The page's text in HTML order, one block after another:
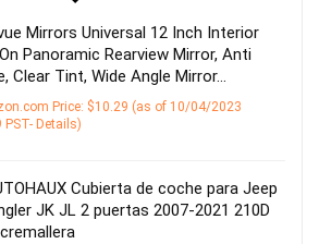
Mirrors Universal 12 Inch Interior
Panoramic Rearview Mirror, Anti
Clear Tint, Wide Angle Mirror…
Price: $10.29 (as of 10/04/2023
PST- Details)
Cubierta de coche para Jeep
JK JL 2 puertas 2007-2021 210D